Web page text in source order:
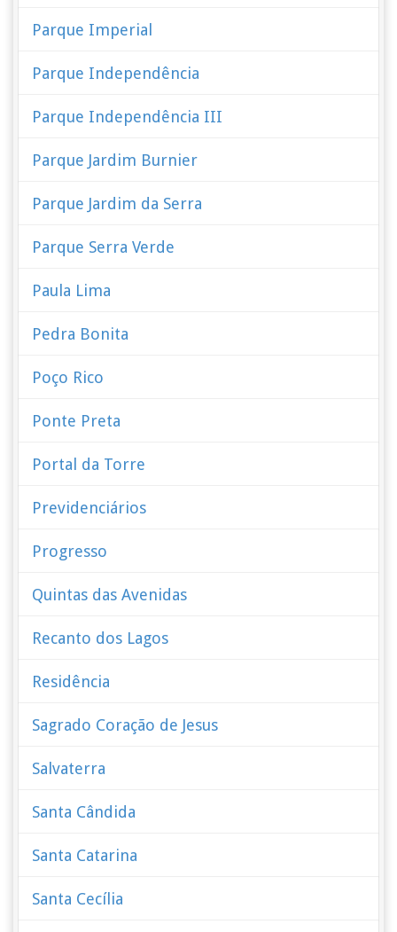
Parque Imperial
Parque Independência
Parque Independência III
Parque Jardim Burnier
Parque Jardim da Serra
Parque Serra Verde
Paula Lima
Pedra Bonita
Poço Rico
Ponte Preta
Portal da Torre
Previdenciários
Progresso
Quintas das Avenidas
Recanto dos Lagos
Residência
Sagrado Coração de Jesus
Salvaterra
Santa Cândida
Santa Catarina
Santa Cecília